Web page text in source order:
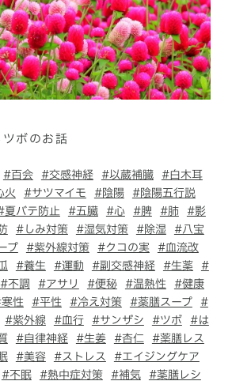
Language
ボのお話
#百会 #交感神経 #以蔵補臓
#白木耳
火 #サツマイモ #陰陽
#陰陽五行説
夏バテ防止 #五臓 #心 #脾 #肺
#影
#しみ対策 #湿気対策 #除湿
#八宝
プ #紫外線対策 #クコの実
#血流改
#養生 #運動 #副交感神経 #生薬
#
#不調 #アサリ #便秘 #温熱性
#健康
性 #平性 #冷え対策 #薬膳スープ
#
#紫外線 #血行 #サンザシ #ツボ
#は
#自律神経 #生姜 #杏仁
#薬膳レス
#美容 #ストレス
#エイジングケア
#不眠 #熱中症対策 #補気
#薬膳レシ